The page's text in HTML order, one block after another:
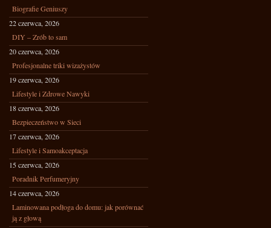
Biografie Geniuszy
22 czerwca, 2026
DIY – Zrób to sam
20 czerwca, 2026
Profesjonalne triki wizażystów
19 czerwca, 2026
Lifestyle i Zdrowe Nawyki
18 czerwca, 2026
Bezpieczeństwo w Sieci
17 czerwca, 2026
Lifestyle i Samoakceptacja
15 czerwca, 2026
Poradnik Perfumeryjny
14 czerwca, 2026
Laminowana podłoga do domu: jak porównać
ją z głową